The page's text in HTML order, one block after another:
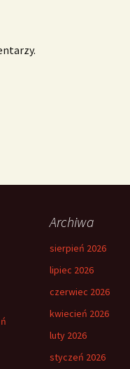
Archiwa
sierpień 2026
lipiec 2026
czerwiec 2026
kwiecień 2026
luty 2026
styczeń 2026